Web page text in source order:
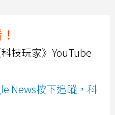
技玩家》YouTube
News按下追蹤，科